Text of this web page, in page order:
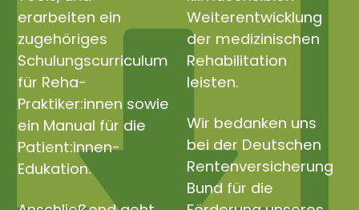
erarbeiten ein
zugehöriges
Schulungscurriculum
für Reha-
Praktiker:innen sowie
ein Manual für die
Patient:innen-
Edukation.
Weiterentwicklung
der medizinischen
Rehabilitation
leisten.
Wir bedanken uns
bei der Deutschen
Rentenversicherung
Bund für die